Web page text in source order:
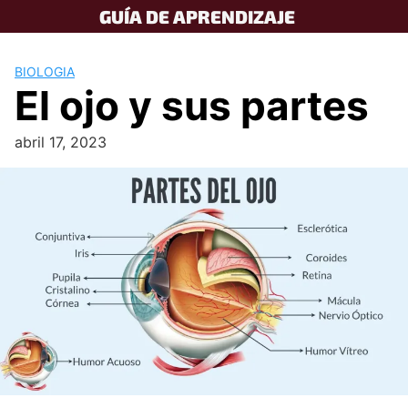
to
GUÍA DE APRENDIZAJE
BIOLOGIA
El ojo y sus partes
abril 17, 2023